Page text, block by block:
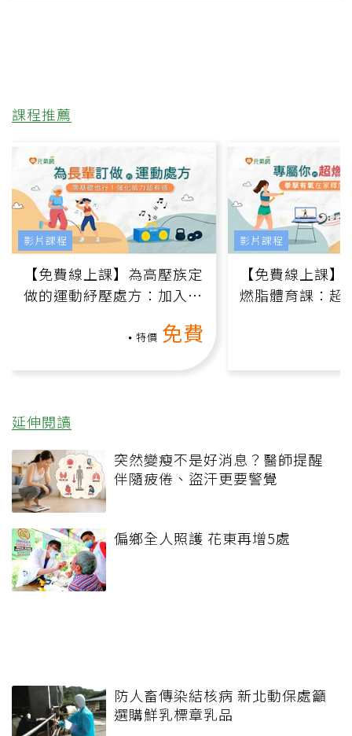
課程推薦
【免費線上課】為高壓族定
做的運動紓壓處方：加入行
特價 免費
影片課程
【免費線上課
燃脂體育課：超
影片課程
延伸閱讀
突然變瘦不是好消息？醫師提醒
伴隨疲倦、盜汗更要警覺
偏鄉全人照護 花東再增5處
防人畜傳染結核病 新北動保處籲
選購鮮乳標章乳品